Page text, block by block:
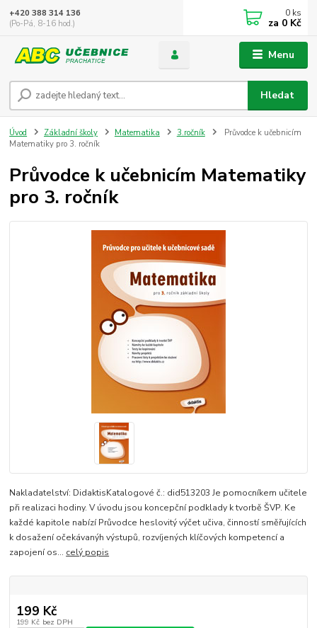
Menu
Hledat
+420 388 314 136
(Po-Pá, 8-16 hod.)
0 ks
za 0 Kč
Úvod Základní školy Matematika 3.ročník
Průvodce k učebnicím
Matematiky pro 3. ročník
Průvodce k učebnicím Matematiky
pro 3. ročník
Nakladatelství: DidaktisKatalogové č.: did513203 Je pomocníkem učitele
při realizaci hodiny. V úvodu jsou koncepční podklady k tvorbě ŠVP. Ke
každé kapitole nabízí Průvodce heslovitý výčet učiva, činností směřujících
k dosažení očekávanýh výstupů, rozvíjených klíčových kompetencí a
zapojení os... celý popis
199 Kč
199 Kč bez DPH